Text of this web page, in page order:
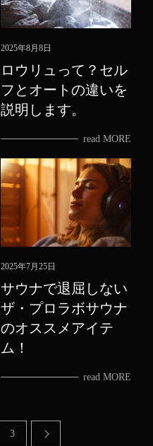
2025年8月8日
ロウリュって？セル
フとオートの違いを
説明します。
read MORE
2025年7月25日
サウナで退屈しない
ザ・プロラボサウナ
のオススメアイテ
ム！
read MORE
3